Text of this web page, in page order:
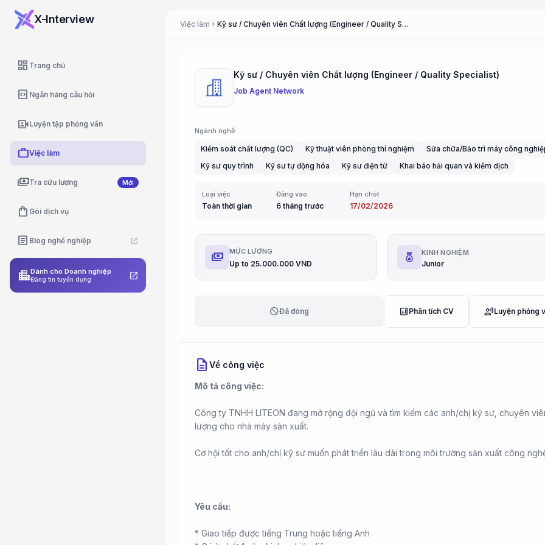
X-Interview
dashboard Trang chủ
code_blocks Ngân hàng câu hỏi
video_camera_frontLuyện tập phỏng vấn
workViệc làm
paymentsTra cứu lương Mới
shopping_bag Gói dịch vụ
article Blog nghề nghiệp open_in_new
apartmentDành cho Doanh nghiệp
Đăng tin tuyển dụng open_in_new
Việc làm chevron_right Kỹ sư / Chuyên viên Chất lượng (Engineer / Quality Specialist)
Kỹ sư / Chuyên viên Chất lượng (Engineer / Quality Specialist)
Job Agent Network
Ngành nghề
Kiểm soát chất lượng (QC) Kỹ thuật viên phòng thí nghiệm
Sửa chữa/Bảo trì máy công
Kỹ sư quy trình
Kỹ sư tự động hóa Kỹ sư điện tử Khai báo hải quan và kiểm dịch
Loại việc
Toàn thời gian
Đăng vào
6 tháng trước
Hạn chót
17/02/2026
payments MỨC LƯƠNG
Up to 25.000.000 VND
KINH NGHIỆM
Junior
blockĐã đóng analytics Phân tích CV record_voice_overLuyện phỏng
description Về công việc
Mô tả công việc:
Công ty TNHH LITEON đang mở rộng đội ngũ và tìm kiếm các anh/chị kỹ sư, chuyên
lượng cho nhà máy sản xuất.
Cơ hội tốt cho anh/chị kỹ sư muốn phát triển lâu dài trong môi trường sản xuất công
Yêu cầu:
* Giao tiếp được tiếng Trung hoặc tiếng Anh